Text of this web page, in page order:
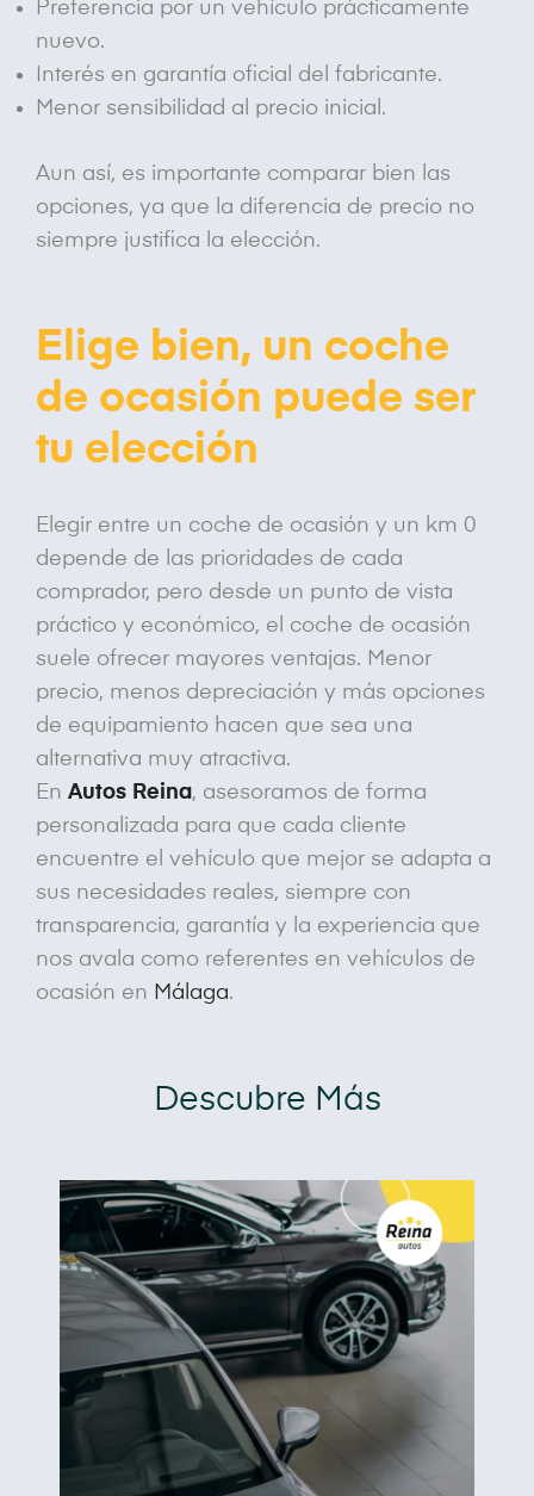
Preferencia por un vehículo prácticamente
nuevo.
Interés en garantía oficial del fabricante.
Menor sensibilidad al precio inicial.
Aun así, es importante comparar bien las
opciones, ya que la diferencia de precio no
siempre justifica la elección.
Elige bien, un coche
de ocasión puede ser
tu elección
Elegir entre un coche de ocasión y un km 0
depende de las prioridades de cada
comprador, pero desde un punto de vista
práctico y económico, el coche de ocasión
suele ofrecer mayores ventajas. Menor
precio, menos depreciación y más opciones
de equipamiento hacen que sea una
alternativa muy atractiva.
En Autos Reina, asesoramos de forma
personalizada para que cada cliente
encuentre el vehículo que mejor se adapta a
sus necesidades reales, siempre con
transparencia, garantía y la experiencia que
nos avala como referentes en vehículos de
ocasión en Málaga.
Descubre Más